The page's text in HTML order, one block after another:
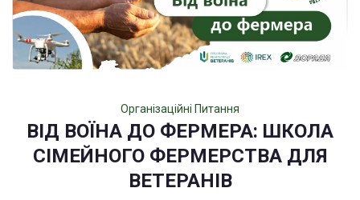
Організаційні Питання
ВІД ВОЇНА ДО ФЕРМЕРА: ШКОЛА
СІМЕЙНОГО ФЕРМЕРСТВА ДЛЯ
ВЕТЕРАНІВ